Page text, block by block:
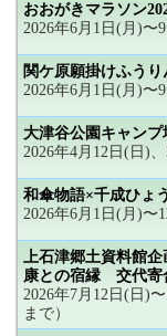
おおがきマラソン
2026年6月1日(月)
関ケ原願掛けふう
2026年6月1日(月)〜
大津谷公園キャン
2026年4月12日(日)
和傘物語×千成ひょ
2026年6月1日(月)〜
上石津郷土資料館
康との宿縁 交代寄
2026年7月12日(日)
まで）